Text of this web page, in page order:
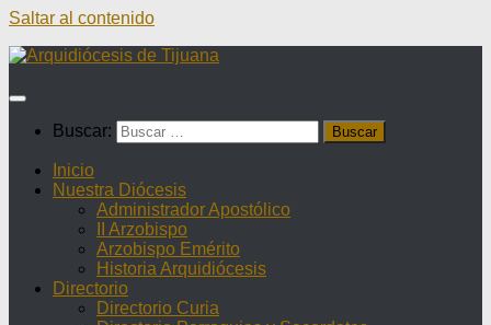
Saltar al contenido
Buscar:
Inicio
Nuestra Diócesis
Administrador Apostólico
II Arzobispo
Arzobispo Emérito
Historia Arquidiócesis
Directorio
Directorio Curia